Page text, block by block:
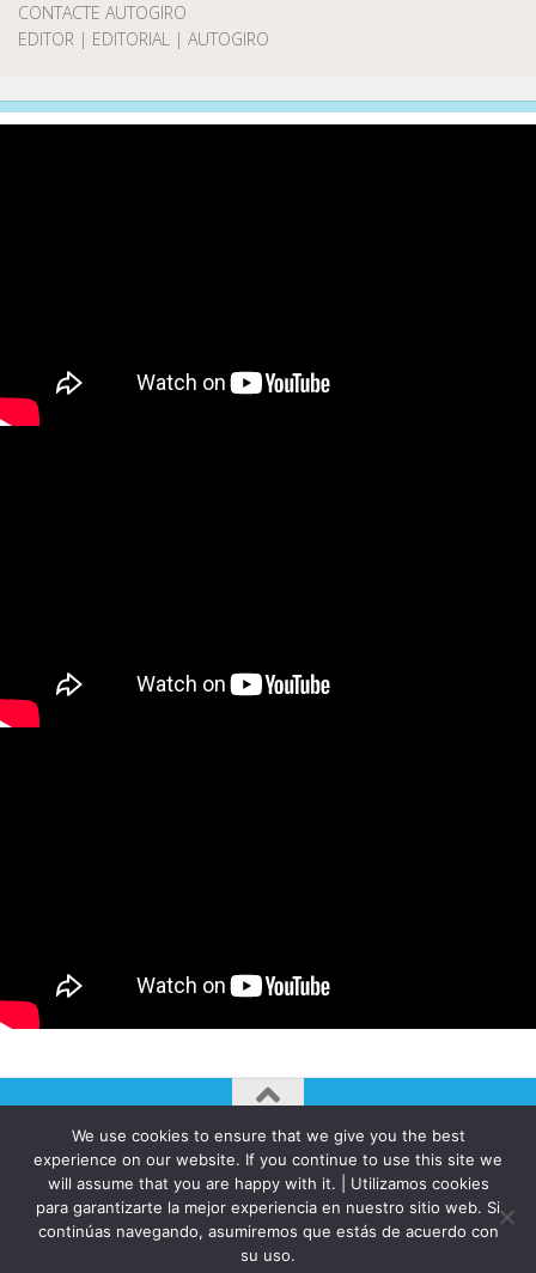
CONTACTE AUTOGIRO
EDITOR | EDITORIAL | AUTOGIRO
AUTOGIRO/el giro del arte actual © JAVIER MARTINEZ 2026. All
Rights Reserved.
Funciona con - Diseñado con elTema Hueman
We use cookies to ensure that we give you the best
experience on our website. If you continue to use this site we
will assume that you are happy with it. | Utilizamos cookies
para garantizarte la mejor experiencia en nuestro sitio web. Si
continúas navegando, asumiremos que estás de acuerdo con
su uso.